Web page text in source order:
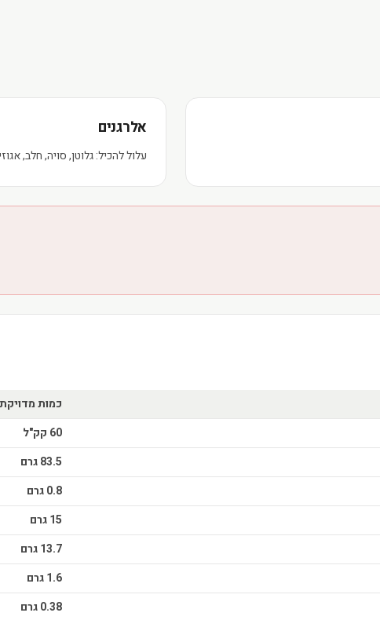
אלרגנים
עלול להכיל: גלוטן, סויה, חלב,
כמות מדויקת
60 קק"ל
83.5 גרם
0.8 גרם
15 גרם
13.7 גרם
1.6 גרם
0.38 גרם